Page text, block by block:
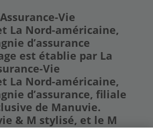
Vie
La Nord-américaine,
d’assurance
est établie par La
Vie
La Nord-américaine,
d’assurance, filiale
de Manuvie.
& M stylisé, et le M